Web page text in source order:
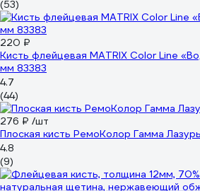
(53)
220 ₽
Кисть флейцевая MATRIX Color Line
мм 83383
4.7
(44)
276 ₽ /шт
Плоская кисть РемоКолор Гамма
4.8
(9)